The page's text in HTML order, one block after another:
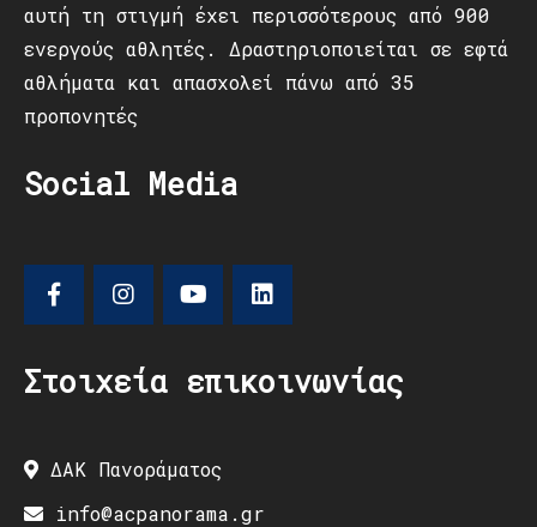
αυτή τη στιγμή έχει περισσότερους από 900
ενεργούς αθλητές. Δραστηριοποιείται σε εφτά
αθλήματα και απασχολεί πάνω από 35
προπονητές
Social Media
Στοιχεία επικοινωνίας
ΔΑΚ Πανοράματος
info@acpanorama.gr